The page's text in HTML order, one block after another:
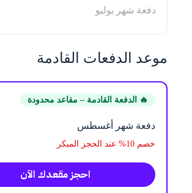
حمّل منهج الدورة & واحصل على
سنرسل لك المنهج الكامل للدورة المتقدمة في كتابة
تجربة المستخدم يمكنك الاطلاع عليه في أي وقت
دفعة شهر يوليو
موعد الدفعات القادمة
🔥 الدفعة القادمة – مقاعد محدودة
دفعة شهر أغسطس
خصم 10% عند الحجز المبكر
احجز مقعدك الآن